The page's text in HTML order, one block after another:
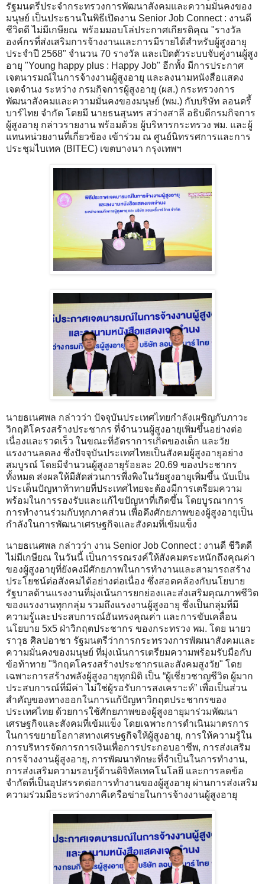
รัฐมนตรีประจำกระทรวงการพัฒนาสังคมและความมั่นคงของ
มนุษย์ เป็นประธานในพิธีเปิดงาน Senior Job Connect : งานดี
ชีวิตดี ไม่มีเกษียณ พร้อมมอบโล่ประกาศเกียรติคุณ "รางวัล
องค์กรที่ส่งเสริมการจ้างงานและการมีรายได้สำหรับผู้สูงอายุ
ประจำปี 2568" จำนวน 70 รางวัล และเปิดตัวระบบจับคู่งานผู้สูง
อายุ "Young happy plus : Happy Job" อีกทั้ง มีการประกาศ
เจตนารมณ์ในการจ้างงานผู้สูงอายุ และลงนามหนังสือแสดง
เจตจำนง ระหว่าง กรมกิจการผู้สูงอายุ (ผส.) กระทรวงการ
พัฒนาสังคมและความมั่นคงของมนุษย์ (พม.) กับบริษัท ลอนดรี้
บาร์ไทย จำกัด โดยมี นายธนสุนทร สว่างสาลี อธิบดีกรมกิจการ
ผู้สูงอายุ กล่าวรายงาน พร้อมด้วย ผู้บริหารกระทรวง พม. และผู้
แทนหน่วยงานที่เกี่ยวข้อง เข้าร่วม ณ ศูนย์นิทรรศการและการ
ประชุมไบเทค (BITEC) เขตบางนา กรุงเทพฯ
นายธเนศพล กล่าวว่า ปัจจุบันประเทศไทยกำลังเผชิญกับภาวะ
วิกฤติโครงสร้างประชากร ที่จำนวนผู้สูงอายุเพิ่มขึ้นอย่างต่อ
เนื่องและรวดเร็ว ในขณะที่อัตราการเกิดของเด็ก และวัย
แรงงานลดลง ซึ่งปัจจุบันประเทศไทยเป็นสังคมผู้สูงอายุอย่าง
สมบูรณ์ โดยมีจำนวนผู้สูงอายุร้อยละ 20.69 ของประชากร
ทั้งหมด ส่งผลให้มีสัดส่วนการพึ่งพิงในวัยสูงอายุเพิ่มขึ้น นับเป็น
ประเด็นปัญหาท้าทายที่ประเทศไทยจะต้องมีการเตรียมความ
พร้อมในการรองรับและแก้ไขปัญหาที่เกิดขึ้น โดยบูรณาการ
การทำงานร่วมกับทุกภาคส่วน เพื่อดึงศักยภาพของผู้สูงอายุเป็น
กำลังในการพัฒนาเศรษฐกิจและสังคมที่เข้มแข็ง
นายธเนศพล กล่าวว่า งาน Senior Job Connect : งานดี ชีวิตดี
ไม่มีเกษียณ ในวันนี้ เป็นการรณรงค์ให้สังคมตระหนักถึงคุณค่า
ของผู้สูงอายุที่ยังคงมีศักยภาพในการทำงานและสามารถสร้าง
ประโยชน์ต่อสังคมได้อย่างต่อเนื่อง ซึ่งสอดคล้องกับนโยบาย
รัฐบาลด้านแรงงานที่มุ่งเน้นการยกย่องและส่งเสริมคุณภาพชีวิต
ของแรงงานทุกกลุ่ม รวมถึงแรงงานผู้สูงอายุ ซึ่งเป็นกลุ่มที่มี
ความรู้และประสบการณ์อันทรงคุณค่า และการขับเคลื่อน
นโยบาย 5x5 ฝ่าวิกฤตประชากร ของกระทรวง พม. โดย นายว
ราวุธ ศิลปอาชา รัฐมนตรีว่าการกระทรวงการพัฒนาสังคมและ
ความมั่นคงของมนุษย์ ที่มุ่งเน้นการเตรียมความพร้อมรับมือกับ
ข้อท้าทาย "วิกฤตโครงสร้างประชากรและสังคมสูงวัย" โดย
เฉพาะการสร้างพลังผู้สูงอายุทุกมิติ เป็น “ผู้เชี่ยวชาญชีวิต ผู้มาก
ประสบการณ์ที่มีค่า ไม่ใช่ผู้รอรับการสงเคราะห์” เพื่อเป็นส่วน
สำคัญของทางออกในการแก้ปัญหาวิกฤตประชากรของ
ประเทศไทย ด้วยการใช้ศักยภาพของผู้สูงอายุมาร่วมพัฒนา
เศรษฐกิจและสังคมที่เข้มแข็ง โดยเฉพาะการดำเนินมาตรการ
ในการขยายโอกาสทางเศรษฐกิจให้ผู้สูงอายุ, การให้ความรู้ใน
การบริหารจัดการการเงินเพื่อการประกอบอาชีพ, การส่งเสริม
การจ้างงานผู้สูงอายุ, การพัฒนาทักษะที่จำเป็นในการทำงาน,
การส่งเสริมความรอบรู้ด้านดิจิทัลเทคโนโลยี และการลดข้อ
จำกัดที่เป็นอุปสรรคต่อการทำงานของผู้สูงอายุ ผ่านการส่งเสริม
ความร่วมมือระหว่างภาคีเครือข่ายในการจ้างงานผู้สูงอายุ